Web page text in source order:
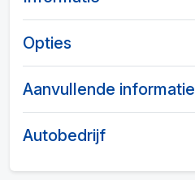
Opties
Aanvullende informatie
Autobedrijf